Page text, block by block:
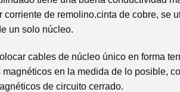
corriente de remolino.cinta de cobre, se
un solo núcleo.
cables de núcleo único en forma
en la medida de lo posible,
de circuito cerrado.